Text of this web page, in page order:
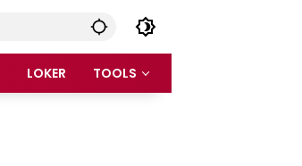
LOKER TOOLS